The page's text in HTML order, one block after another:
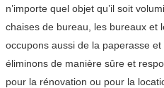
n’importe quel objet qu’il soit
chaises de bureau, les bureaux et
occupons aussi de la paperasse
éliminons de manière sûre et
pour la rénovation ou pour la